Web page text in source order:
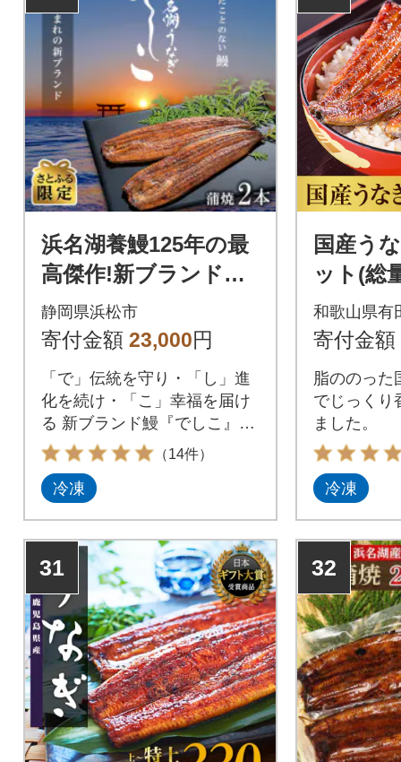
浜名湖養鰻125年の最
高傑作!新ブランドう
なぎ『でしこ』 蒲焼2
本(約135g×2)【さとふ
静岡県浜松市
寄付金額 23,000円
「で」伝統を守り・「し」進
化を続け・「こ」幸福を届け
る 新ブランド鰻『でしこ』驚
くほどの柔らかさ!
（14件）
冷凍
国産う
ット(総
和歌山県有
寄付金額
脂ののった
でじっくり
ました。
冷凍
31 32